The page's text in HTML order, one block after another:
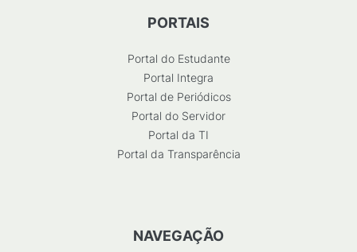
PORTAIS
Portal do Estudante
Portal Integra
Portal de Periódicos
Portal do Servidor
Portal da TI
Portal da Transparência
NAVEGAÇÃO